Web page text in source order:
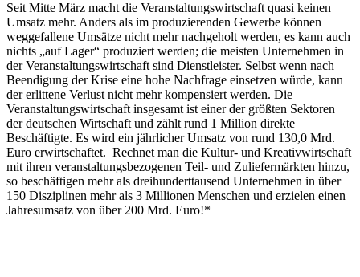
Seit Mitte März macht die Veranstaltungswirtschaft quasi keinen
Umsatz mehr. Anders als im produzierenden Gewerbe können
weggefallene Umsätze nicht mehr nachgeholt werden, es kann auch
nichts „auf Lager“ produziert werden; die meisten Unternehmen in
der Veranstaltungswirtschaft sind Dienstleister. Selbst wenn nach
Beendigung der Krise eine hohe Nachfrage einsetzen würde, kann
der erlittene Verlust nicht mehr kompensiert werden. Die
Veranstaltungswirtschaft insgesamt ist einer der größten Sektoren
der deutschen Wirtschaft und zählt rund 1 Million direkte
Beschäftigte. Es wird ein jährlicher Umsatz von rund 130,0 Mrd.
Euro erwirtschaftet. Rechnet man die Kultur- und Kreativwirtschaft
mit ihren veranstaltungsbezogenen Teil- und Zuliefermärkten hinzu,
so beschäftigen mehr als dreihunderttausend Unternehmen in über
150 Disziplinen mehr als 3 Millionen Menschen und erzielen einen
Jahresumsatz von über 200 Mrd. Euro!*